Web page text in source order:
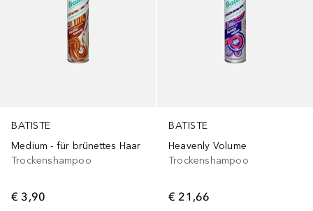
BATISTE
Medium - für brünettes Haar
Trockenshampoo
€ 3,90
BATISTE
Heavenly Volume
Trockenshampoo
€ 21,66